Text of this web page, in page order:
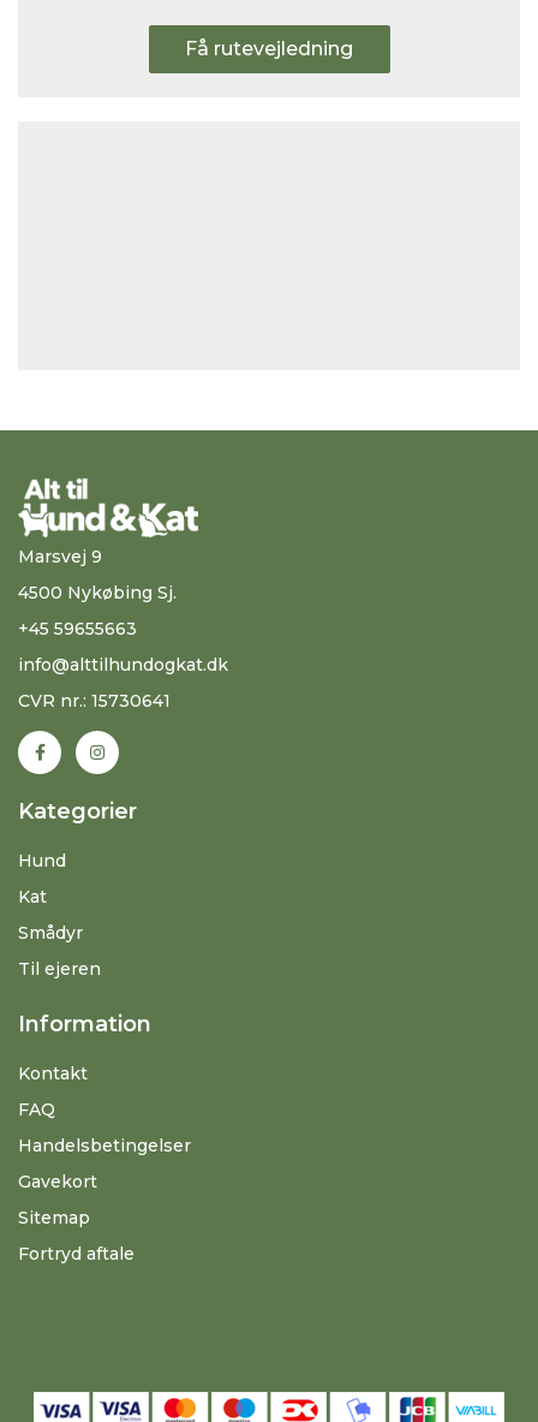
Få rutevejledning
Marsvej 9
4500 Nykøbing Sj.
+45 59655663
info@alttilhundogkat.dk
CVR nr.: 15730641
Kategorier
Hund
Kat
Smådyr
Til ejeren
Information
Kontakt
FAQ
Handelsbetingelser
Gavekort
Sitemap
Fortryd aftale